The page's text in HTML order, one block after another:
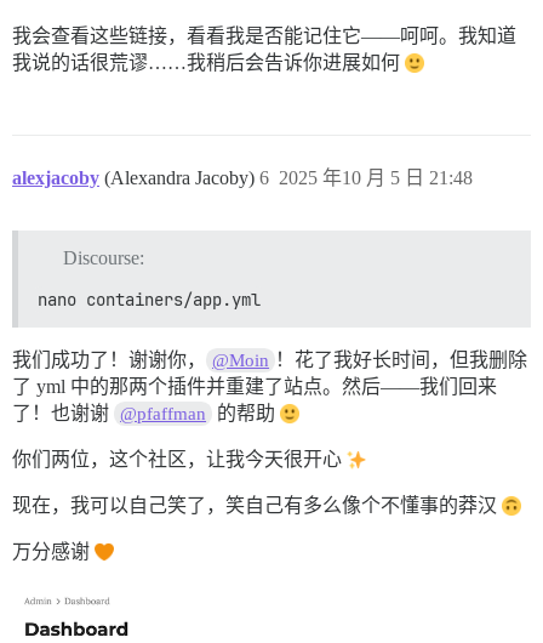
我会查看这些链接，看看我是否能记住它——呵呵。我知道
我说的话很荒谬……我稍后会告诉你进展如何
alexjacoby (Alexandra Jacoby) 2025 年10 月 5 日 21:48
6
Discourse:
nano containers/app.yml
我们成功了！谢谢你， @Moin ！花了我好长时间，但我删除
了 yml 中的那两个插件并重建了站点。然后——我们回来
了！也谢谢 @pfaffman 的帮助
你们两位，这个社区，让我今天很开心
现在，我可以自己笑了，笑自己有多么像个不懂事的莽汉
万分感谢